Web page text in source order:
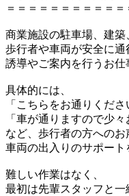
＝＝＝＝＝＝＝＝＝＝
商業施設の駐車場、建築
歩行者や車両が安全に通
誘導やご案内を行うお仕
具体的には、
「こちらをお通りくださ
「車が通りますので少々
など、歩行者の方へのお
車両の出入りのサポート
難しい作業はなく、
最初は先輩スタッフと一